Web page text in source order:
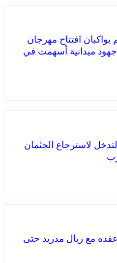
افتتاح مهرجان
.. جهود ميدانية أسهمت في
لاسترجاع الجثمان
مع ريال مدريد حتى